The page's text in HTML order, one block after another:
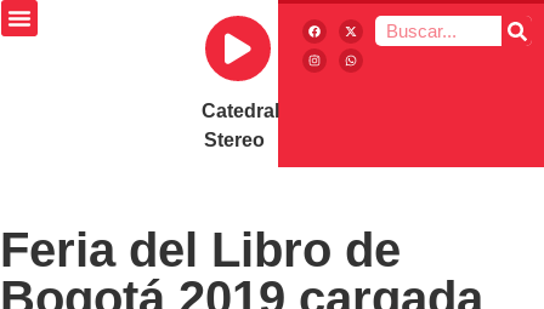
Catedral
Stereo
Feria del Libro de
Bogotá 2019 cargada